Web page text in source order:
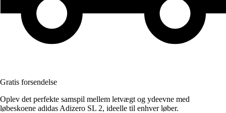
Gratis forsendelse
Oplev det perfekte samspil mellem letvægt og ydeevne med
løbeskoene adidas Adizero SL 2, ideelle til enhver løber.